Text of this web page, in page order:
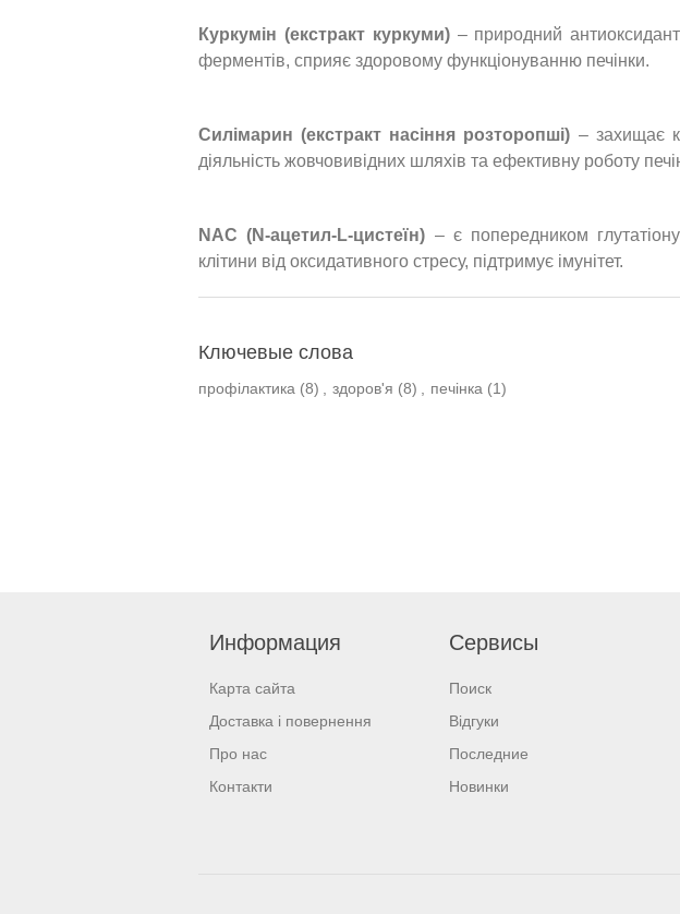
Куркумін (екстракт куркуми)– природний
ферментів, сприяє здоровому функціонуванню печінки.
Силімарин (екстракт насіння розторопші) – захищає
діяльність жовчовивідних шляхів та ефективну роботу
NAC (N-ацетил-L-цистеїн) – є попередником
клітини від оксидативного стресу, підтримує імунітет.
Ключевые слова
профілактика (8) здоров'я (8) печінка (1)
Информация
Карта сайта
Доставка і повернення
Про нас
Контакти
Сервисы
Поиск
Відгуки
Последние
Новинки